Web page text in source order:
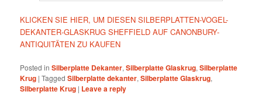
KLICKEN SIE HIER, UM DIESEN SILBERPLATTEN-VOGEL-
DEKANTER-GLASKRUG SHEFFIELD AUF CANONBURY-
ANTIQUITÄTEN ZU KAUFEN
Posted in Silberplatte Dekanter,Silberplatte Glaskrug,Silberplatte
Krug |Tagged Silberplatte dekanter,Silberplatte Glaskrug,
Silberplatte Krug | Leave a reply